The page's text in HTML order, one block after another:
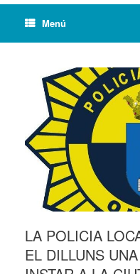
Menú
LA POLICIA
EL DILLUNS